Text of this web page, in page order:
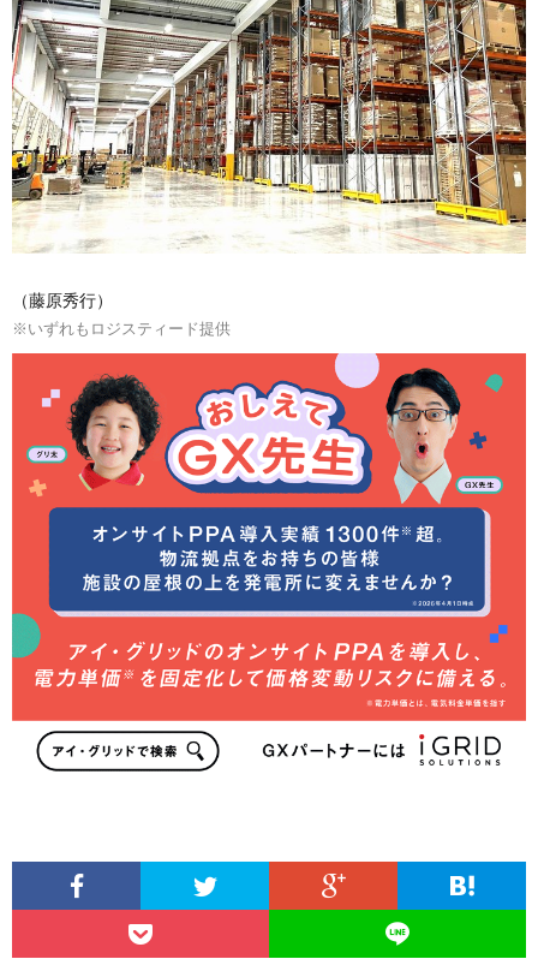
（藤原秀行）
※いずれもロジスティード提供